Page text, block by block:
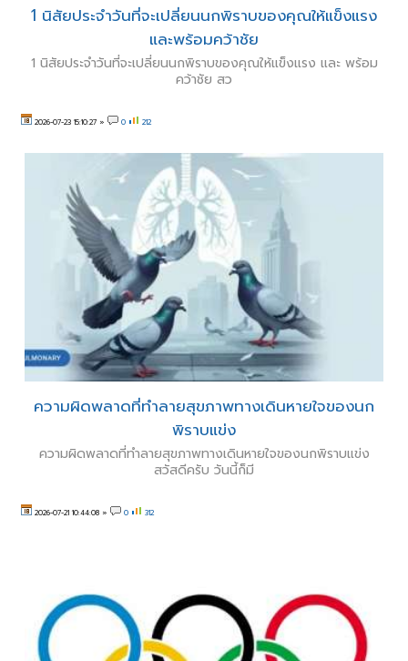
1 นิสัยประจำวันที่จะเปลี่ยนนกพิราบของคุณให้แข็งแรง
และพร้อมคว้าชัย
1 นิสัยประจำวันที่จะเปลี่ยนนกพิราบของคุณให้แข็งแรง และ พร้อม
คว้าชัย สว
2026-07-23 15:10:27 » 0 212
ความผิดพลาดที่ทำลายสุขภาพทางเดินหายใจของนก
พิราบแข่ง
ความผิดพลาดที่ทำลายสุขภาพทางเดินหายใจของนกพิราบแข่ง
สวัสดีครับ วันนี้ก็มี
2026-07-21 10:44:08 » 0 312